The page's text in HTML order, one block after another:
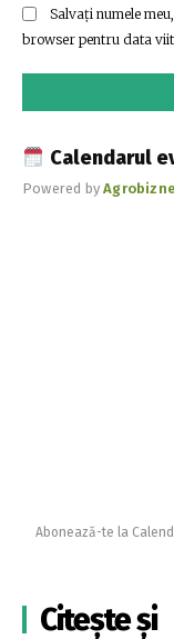
Salvați numele
browser pentru data
Calendarul
Powered by
Abonează-te la
Citește și